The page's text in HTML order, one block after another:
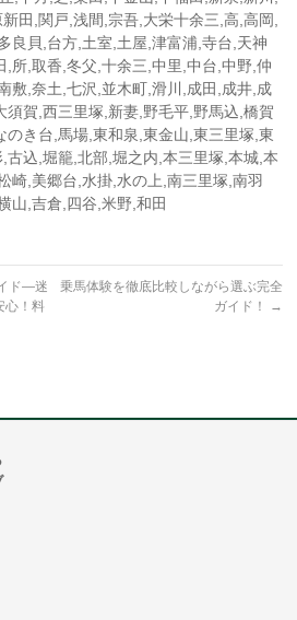
田,関戸,浅間,宗吾,大栄十余三,高,高岡,
良貝,台方,土室,土屋,津富浦,寺台,天神
,所,取香,冬父,十余三,中里,中台,中野,仲
敷,奈土,七沢,並木町,滑川,成田,成井,成
須賀,西三里塚,新妻,野毛平,野馬込,橋賀
のき台,馬場,東和泉,東金山,東三里塚,東
古込,堀籠,北部,堀之内,本三里塚,本城,本
崎,美郷台,水掛,水の上,南三里塚,南羽
山,吉倉,四谷,米野,和田
ド―迷
心！料
乗馬体験を徹底比較しながら選ぶ完全
ガイド！
→